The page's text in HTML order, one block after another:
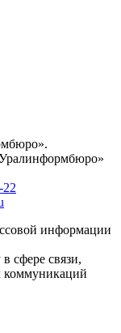
22
информации
сфере связи,
коммуникаций